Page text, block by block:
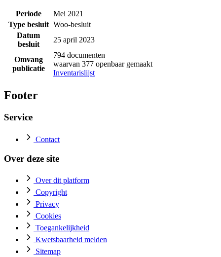
Periode
Mei 2021
Type besluit Woo-besluit
Datum
besluit
25 april 2023
Omvang
publicatie
794 documenten
waarvan 377 openbaar gemaakt
Inventarislijst
Footer
Service
Contact
Over deze site
Over dit platform
Copyright
Privacy
Cookies
Toegankelijkheid
Kwetsbaarheid melden
Sitemap